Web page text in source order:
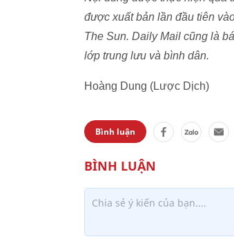
được xuất bản lần đầu tiên
The Sun. Daily Mail cũng là
lớp trung lưu và bình dân.
Hoàng Dung (Lược Dịch)
Bình luận